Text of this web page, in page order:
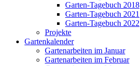
Garten-Tagebuch 2018
Garten-Tagebuch 2021
Garten-Tagebuch 2022
Projekte
Gartenkalender
Gartenarbeiten im Januar
Gartenarbeiten im Februar